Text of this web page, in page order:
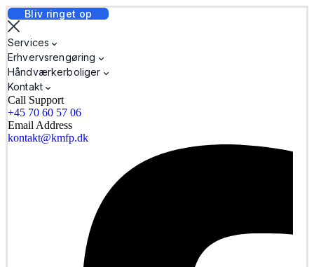
Bliv ringet op
Services
Erhvervsrengøring
Håndværkerboliger
Kontakt
Call Support
+45 70 60 57 06
Email Address
kontakt@kmfp.dk